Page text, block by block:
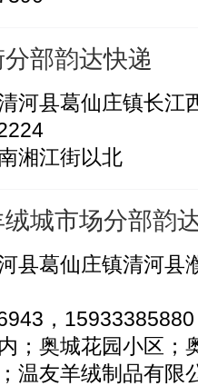
部韵达快递
河县葛仙庄镇长江
湘江街以北
城市场分部韵
县葛仙庄镇清河县
，
；奥城花园小区；
温友羊绒制品有限